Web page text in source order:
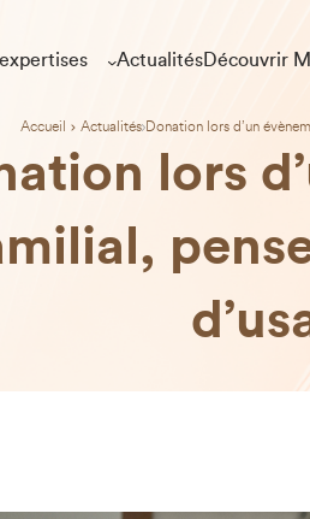
ActualitésDécouvrir
Accueil Actualités Donation lors d’un
lors